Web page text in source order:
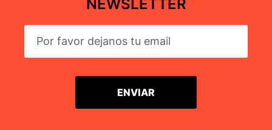
NEWSLETTER